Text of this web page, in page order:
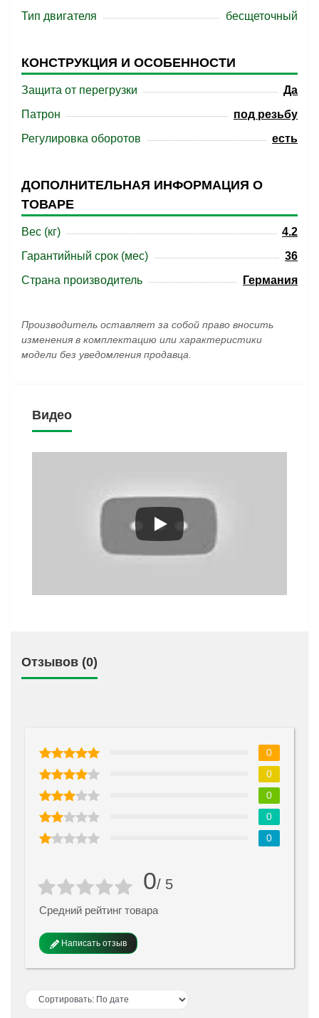
Тип двигателя бесщеточный
КОНСТРУКЦИЯ И ОСОБЕННОСТИ
Защита от перегрузки
Да
Патрон
под резьбу
Регулировка оборотов
есть
ДОПОЛНИТЕЛЬНАЯ ИНФОРМАЦИЯ О
ТОВАРЕ
Вес (кг)
4.2
Гарантийный срок (мес)
36
Страна производитель
Германия
Производитель оставляет за собой право вносить
изменения в комплектацию или характеристики
модели без уведомления продавца.
Видео
Отзывов (0)
0/ 5
Средний рейтинг товара
Написать отзыв
0
0
0
0
0